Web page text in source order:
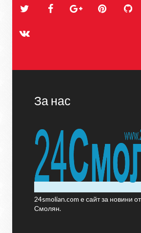
За нас
24smolian.com е сайт за новини
Смолян.